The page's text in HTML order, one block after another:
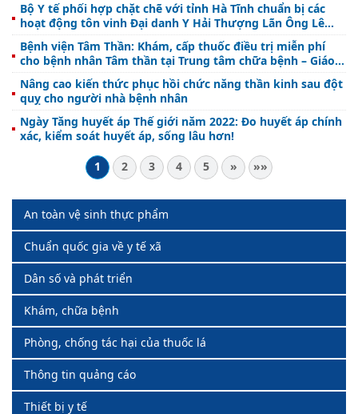
Bộ Y tế phối hợp chặt chẽ với tỉnh Hà Tĩnh chuẩn bị các
hoạt động tôn vinh Đại danh Y Hải Thượng Lãn Ông Lê
Hữu Trác
Bệnh viện Tâm Thần: Khám, cấp thuốc điều trị miễn phí
cho bệnh nhân Tâm thần tại Trung tâm chữa bệnh – Giáo
dục lao động xã hội
Nâng cao kiến thức phục hồi chức năng thần kinh sau đột
quỵ cho người nhà bệnh nhân
Ngày Tăng huyết áp Thế giới năm 2022: Đo huyết áp chính
xác, kiểm soát huyết áp, sống lâu hơn!
1
2 3 4 5 » »»
An toàn vệ sinh thực phẩm
Chuẩn quốc gia về y tế xã
Dân số và phát triển
Khám, chữa bệnh
Phòng, chống tác hại của thuốc lá
Thông tin quảng cáo
Thiết bị y tế